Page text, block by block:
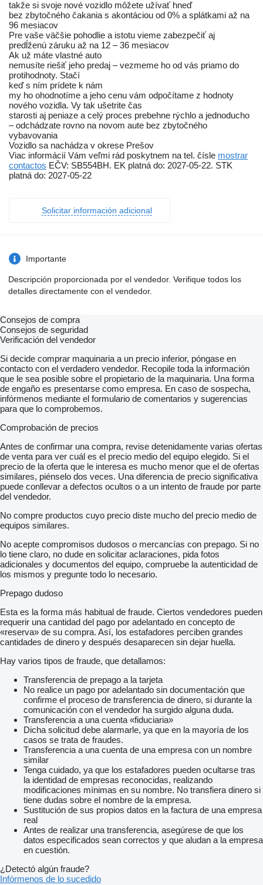
takže si svoje nové vozidlo môžete užívať hneď
bez zbytočného čakania s akontáciou od 0% a splátkami až na
96 mesiacov
Pre vaše väčšie pohodlie a istotu vieme zabezpečiť aj
predĺženú záruku až na 12 – 36 mesiacov
Ak už máte vlastné auto
nemusíte riešiť jeho predaj – vezmeme ho od vás priamo do
protihodnoty. Stačí
keď s ním prídete k nám
my ho ohodnotíme a jeho cenu vám odpočítame z hodnoty
nového vozidla. Vy tak ušetrite čas
starosti aj peniaze a celý proces prebehne rýchlo a jednoducho
– odchádzate rovno na novom aute bez zbytočného
vybavovania
Vozidlo sa nachádza v okrese Prešov
Viac informácií Vám veľmi rád poskytnem na tel. čísle mostrar
contactos EČV: SB554BH. EK platná do: 2027-05-22. STK
platná do: 2027-05-22
Solicitar información adicional
Importante
Descripción proporcionada por el vendedor. Verifique todos los
detalles directamente con el vendedor.
Consejos de compra
Consejos de seguridad
Verificación del vendedor
Si decide comprar maquinaria a un precio inferior, póngase en
contacto con el verdadero vendedor. Recopile toda la información
que le sea posible sobre el propietario de la maquinaria. Una forma
de engaño es presentarse como empresa. En caso de sospecha,
infórmenos mediante el formulario de comentarios y sugerencias
para que lo comprobemos.
Comprobación de precios
Antes de confirmar una compra, revise detenidamente varias ofertas
de venta para ver cuál es el precio medio del equipo elegido. Si el
precio de la oferta que le interesa es mucho menor que el de ofertas
similares, piénselo dos veces. Una diferencia de precio significativa
puede conllevar a defectos ocultos o a un intento de fraude por parte
del vendedor.
No compre productos cuyo precio diste mucho del precio medio de
equipos similares.
No acepte compromisos dudosos o mercancías con prepago. Si no
lo tiene claro, no dude en solicitar aclaraciones, pida fotos
adicionales y documentos del equipo, compruebe la autenticidad de
los mismos y pregunte todo lo necesario.
Prepago dudoso
Esta es la forma más habitual de fraude. Ciertos vendedores pueden
requerir una cantidad del pago por adelantado en concepto de
«reserva» de su compra. Así, los estafadores perciben grandes
cantidades de dinero y después desaparecen sin dejar huella.
Hay varios tipos de fraude, que detallamos:
Transferencia de prepago a la tarjeta
No realice un pago por adelantado sin documentación que
confirme el proceso de transferencia de dinero, si durante la
comunicación con el vendedor ha surgido alguna duda.
Transferencia a una cuenta «fiduciaria»
Dicha solicitud debe alarmarle, ya que en la mayoría de los
casos se trata de fraudes.
Transferencia a una cuenta de una empresa con un nombre
similar
Tenga cuidado, ya que los estafadores pueden ocultarse tras
la identidad de empresas reconocidas, realizando
modificaciones mínimas en su nombre. No transfiera dinero si
tiene dudas sobre el nombre de la empresa.
Sustitución de sus propios datos en la factura de una empresa
real
Antes de realizar una transferencia, asegúrese de que los
datos especificados sean correctos y que aludan a la empresa
en cuestión.
¿Detectó algún fraude?
Infórmenos de lo sucedido